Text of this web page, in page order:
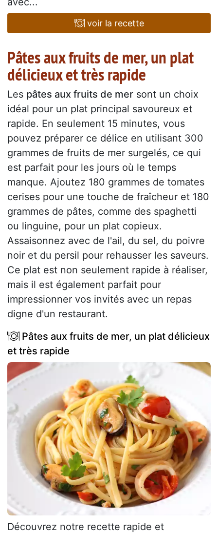
voir la recette
Pâtes aux fruits de mer, un plat
délicieux et très rapide
Les pâtes aux fruits de mer sont un choix
idéal pour un plat principal savoureux et
rapide. En seulement 15 minutes, vous
pouvez préparer ce délice en utilisant 300
grammes de fruits de mer surgelés, ce qui
est parfait pour les jours où le temps
manque. Ajoutez 180 grammes de tomates
cerises pour une touche de fraîcheur et 180
grammes de pâtes, comme des spaghetti
ou linguine, pour un plat copieux.
Assaisonnez avec de l'ail, du sel, du poivre
noir et du persil pour rehausser les saveurs.
Ce plat est non seulement rapide à réaliser,
mais il est également parfait pour
impressionner vos invités avec un repas
digne d'un restaurant.
Pâtes aux fruits de mer, un plat délicieux
et très rapide
Découvrez notre recette rapide et